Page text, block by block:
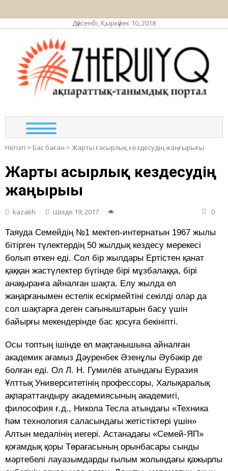
Дүйсенбі, Қыркүйек 10, 2018
Негізгі > Бас баған > Жарты ғасырлық кездесудің жаңғырығы
Жарты ғасырлық кездесудің
жаңғырығы
kazakh Шілде 19, 2017 0
Таяуда Семейдің №1 мектеп-интернатын 1967 жылы
бітірген түлектердің 50 жылдық кездесу мерекесі
болып өткен еді. Сол бір жылдары Ертістен қанат
қаққан жастүлектер бүгінде бірі мұзбалаққа, бірі
анақыранға айналған шақта. Елу жылда ел
жаңарғанымен естелік ескірмейтіні секілді олар да
сол шақтарға деген сағыныштарын басу үшін
байырғы мекендерінде бас қосуға бекініпті.
Осы топтың ішінде ел мақтанышына айналған
академик ағамыз Дәуренбек Әзенұлы Әубәкір де
болған еді. Ол Л. Н. Гумилёв атындағы Еуразия
Ұлттық Университетінің профессоры, Халықаралық
ақпараттандыру академиясының академигі,
философия ғ.д., Никола Тесла атындағы «Техника
һәм технология саласындағы жетістіктері үшін»
Алтын медалінің иегері. Астанадағы «Семей-ЯП»
қоғамдық қоры Төрағасының орынбасары сынды
мәртебелі лауазымдарды ғылым жолындағы қажырлы